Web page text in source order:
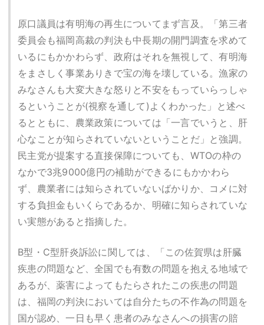
原口議員は有明海の再生についてまず言及。「第三者
委員会も福岡高裁の判決も中長期の開門調査を求めて
いるにもかかわらず、政府はそれを無視して、有明海
をまさしく事業ありきで宝の海を壊している。漁家の
みなさんも大変大きな怒りと不安をもっていらっしゃ
るということが(視察を通して)よくわかった」と述べ
るとともに、農業政策については「一言でいうと、肝
心なことが知らされていないということだ」と強調。
民主党が提案する直接保障についても、WTOの枠の
なかで3兆9000億円の補助ができるにもかかわら
ず、農業者には知らされていないばかりか、コメに対
する負担金もいくらであるか、明確に知らされていな
い実態があると指摘した。
B型・C型肝炎訴訟に関しては、「この佐賀県は肝臓
疾患の問題など、全国でも有数の問題を抱える地域で
あるが、薬害によってもたらされたこの疾患の問題
は、福岡の判決においては自分たちの不作為の問題を
国が認め、一日も早く患者のみなさんへの損害の賠